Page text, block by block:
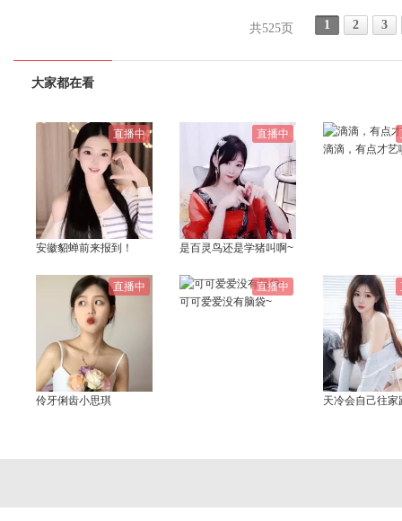
共525页 1 2 3
大家都在看
直播中
安徽貂蝉前来报到！
直播中
是百灵鸟还是学猪叫啊~
滴滴，有点才艺
直播中
伶牙俐齿小思琪
直播中
可可爱爱没有脑袋~
天冷会自己往家